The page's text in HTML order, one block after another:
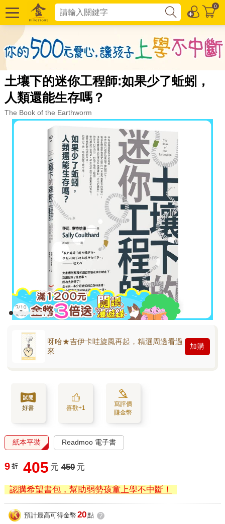
0
土壤下的迷你工程師:如果少了蚯蚓，
人類還能生存嗎？
The Book of the Earthworm
呀哈★吉伊卡哇旋風再起，精選周邊看過
來
加購
好書 喜歡+1
寫評價
賺金幣
紙本平裝 Readmoo 電子書
9 折 405 元 450 元
認購希望書包，幫助弱勢孩童上學不中斷！
預計最高可得金幣 20點 ?